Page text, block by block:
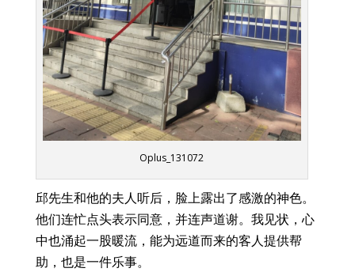
Oplus_131072
邱先生和他的夫人听后，脸上露出了感激的神色。
他们连忙点头表示同意，并连声道谢。我见状，心
中也涌起一股暖流，能为远道而来的客人提供帮
助，也是一件乐事。